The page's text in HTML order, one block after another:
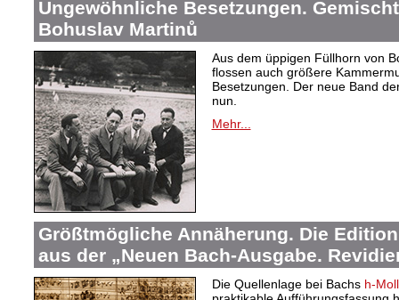
Ungewöhnliche Besetzungen.
Bohuslav Martinů
Aus dem üppigen Füllhorn von
flossen auch größere
Besetzungen. Der neue Band
nun.
Mehr...
Größtmögliche Annäherung. Die
aus der „Neuen Bach-Ausgabe.
Die Quellenlage bei Bachs h-